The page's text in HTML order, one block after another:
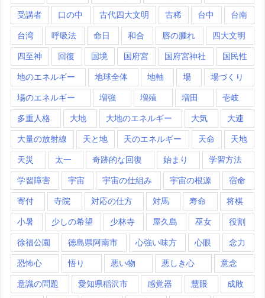
受講者 口の中 古代四大文明 古稀 台中 台南
台湾 呼吸法 命日 和合 唇の腫れ 四大文明
四至神 回復 国境 国府宮 国府宮神社 国民性
地のエネルギー 地球全体 地軸 場 場づくり
場のエネルギー 増強 増殖 増田 壱岐
多重人格 大地 大地のエネルギー 大気 大連
大量の放射線 天と地 天のエネルギー 天命 天地
天災 太一 奇跡的な回復 始まり 学習方法
学習障害 宇宙 宇宙の仕組み 宇宙の根源 宿命
寄付 寺院 対応の仕方 対馬 寿命 将棋
小暑 少しの希望 少林寺 屋久島 巫女 役割
徐福公園 徳島県阿南市 心強い味方 心眼 念力
恐怖心 悟り 悪い物 悪しき心 意念
意識の問題 愛知県稲沢市 感覚器 慧眼 成敗